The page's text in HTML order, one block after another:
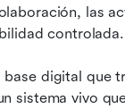
las
controlada.
digital que
sistema vivo